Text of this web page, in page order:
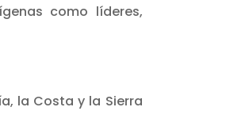
como líderes,
la Costa y la Sierra